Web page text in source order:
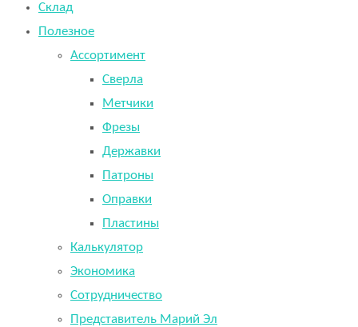
Склад
Полезное
Ассортимент
Сверла
Метчики
Фрезы
Державки
Патроны
Оправки
Пластины
Калькулятор
Экономика
Сотрудничество
Представитель Марий Эл